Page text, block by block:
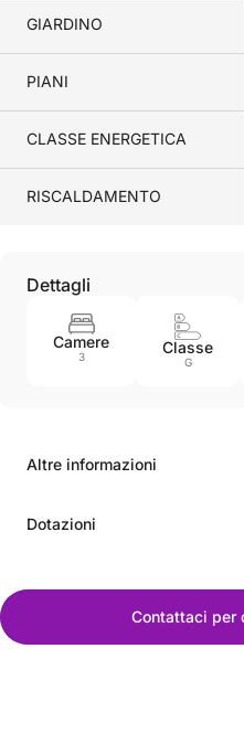
GIARDINO
PIANI
CLASSE ENERGETICA
RISCALDAMENTO
Dettagli
Camere
3
Classe
G
Altre informazioni
Dotazioni
Contattaci per